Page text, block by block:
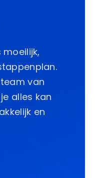
van
alles kan
en